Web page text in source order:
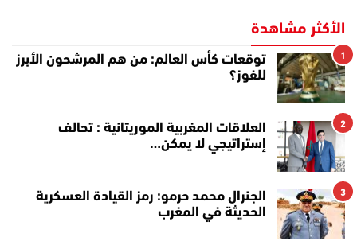
الأكثر مشاهدة
1
توقعات كأس العالم: من هم المرشحون الأبرز
للفوز؟
2
العلاقات المغربية الموريتانية : تحالف
إستراتيجي لا يمكن…
3
الجنرال محمد حرمو: رمز القيادة العسكرية
الحديثة في المغرب